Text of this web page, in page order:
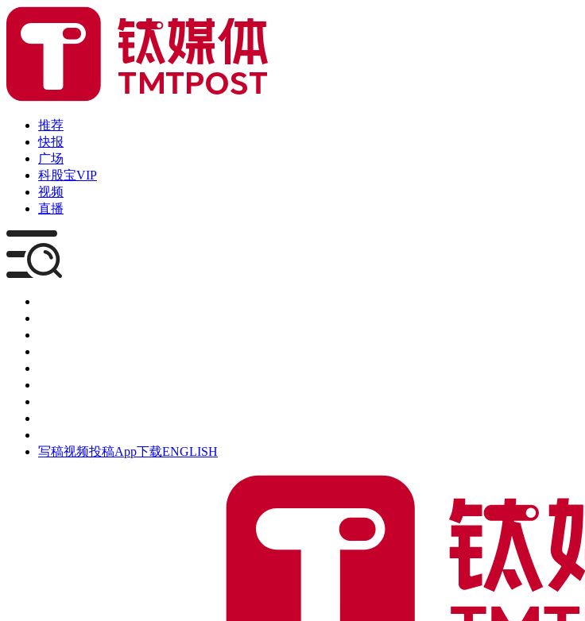
推荐
快报
广场
科股宝VIP
视频
直播
写稿视频投稿App下载ENGLISH